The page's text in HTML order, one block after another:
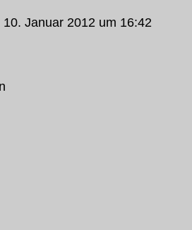
10. Januar 2012 um 16:42